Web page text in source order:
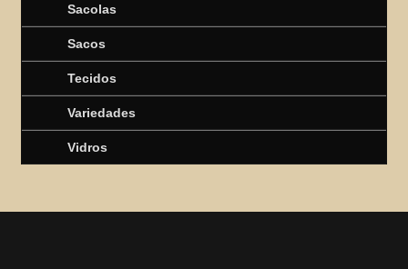
Sacolas
Sacos
Tecidos
Variedades
Vidros